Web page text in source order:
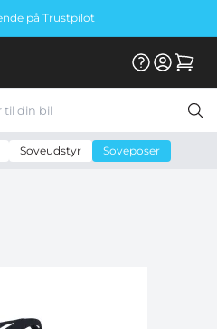
på Trustpilot
Soveudstyr Soveposer